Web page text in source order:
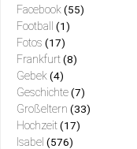
Facebook (55)
Football (1)
Fotos (17)
Frankfurt (8)
Gebek (4)
Geschichte (7)
Großeltern (33)
Hochzeit (17)
Isabel (576)